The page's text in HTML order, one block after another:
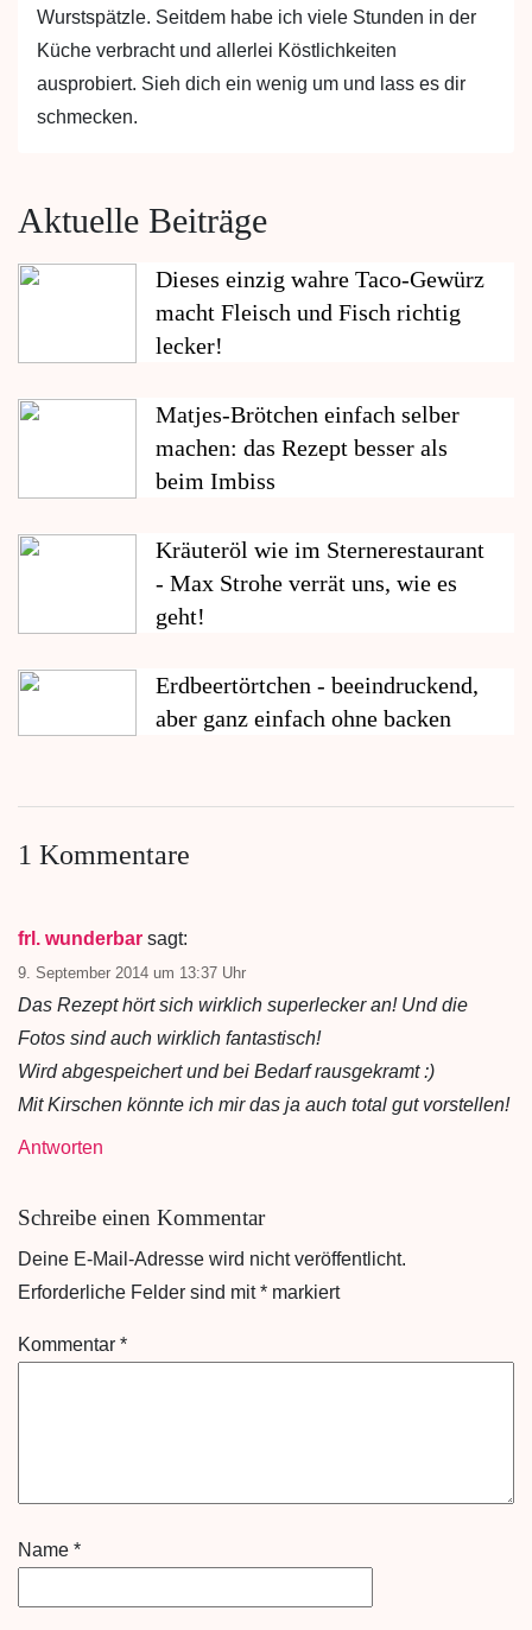
Wurstspätzle. Seitdem habe ich viele Stunden in der
Küche verbracht und allerlei Köstlichkeiten
ausprobiert. Sieh dich ein wenig um und lass es dir
schmecken.
Aktuelle Beiträge
Dieses einzig wahre Taco-Gewürz
macht Fleisch und Fisch richtig
lecker!
Matjes-Brötchen einfach selber
machen: das Rezept besser als
beim Imbiss
Kräuteröl wie im Sternerestaurant
- Max Strohe verrät uns, wie es
geht!
Erdbeertörtchen - beeindruckend,
aber ganz einfach ohne backen
1 Kommentare
frl. wunderbar sagt:
9. September 2014 um 13:37 Uhr
Das Rezept hört sich wirklich superlecker an! Und die
Fotos sind auch wirklich fantastisch!
Wird abgespeichert und bei Bedarf rausgekramt :)
Mit Kirschen könnte ich mir das ja auch total gut vorstellen!
Antworten
Schreibe einen Kommentar
Deine E-Mail-Adresse wird nicht veröffentlicht.
Erforderliche Felder sind mit* markiert
Kommentar *
Name *